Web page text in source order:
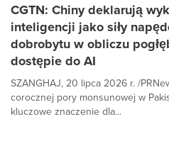
CGTN: Chiny deklarują
inteligencji jako siły
dobrobytu w obliczu
dostępie do AI
SZANGHAJ, 20 lipca 2026 r. /
corocznej pory monsunowej w
kluczowe znaczenie dla...